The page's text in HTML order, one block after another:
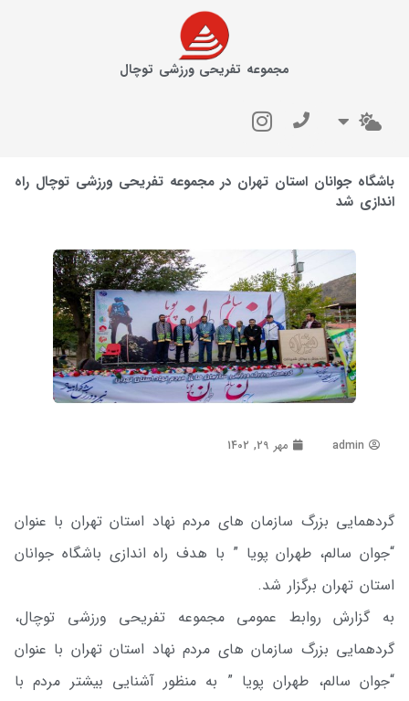
مجموعه تفریحی ورزشی توچال
باشگاه جوانان استان تهران در مجموعه تفریحی ورزشی توچال راه
اندازی شد
admin مهر 29, 1402
گردهمایی بزرگ سازمان های مردم نهاد استان تهران با عنوان
“جوان سالم، طهران پویا ” با هدف راه اندازی باشگاه جوانان
استان تهران برگزار شد.
به گزارش روابط عمومی مجموعه تفریحی ورزشی توچال،
گردهمایی بزرگ سازمان های مردم نهاد استان تهران با عنوان
“جوان سالم، طهران پویا ” به منظور آشنایی بیشتر مردم با